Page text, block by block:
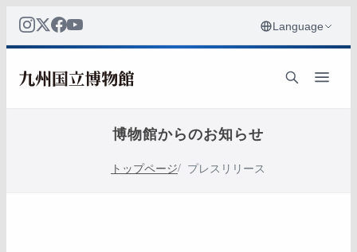
博物館からのお知らせ
トップページ プレスリリース